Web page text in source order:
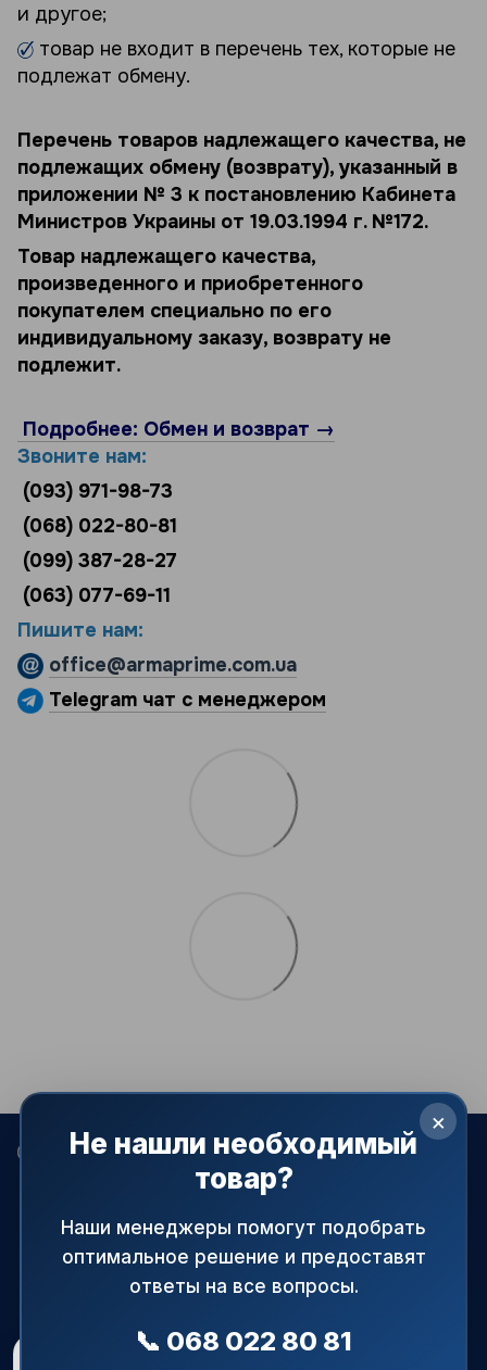
и другое;
товар не входит в перечень тех, которые не
подлежат обмену.
Перечень товаров надлежащего качества, не
подлежащих обмену (возврату), указанный в
приложении № 3 к постановлению Кабинета
Министров Украины от 19.03.1994 г. №172.
Товар надлежащего качества,
произведенного и приобретенного
покупателем специально по его
индивидуальному заказу, возврату не
подлежит.
Подробнее: Обмен и возврат →
Звоните нам:
(093) 971-98-73
(068) 022-80-81
(099) 387-28-27
(063) 077-69-11
Пишите нам:
office@armaprime.com.ua
Telegram чат с менеджером
068 022-80-81 099 387-28-27
063 077-69-11
093 971-98-73
Контакты
Полная версия сайта
АРМАПРАЙМ — официальный поставщик
При использовании материалов сайта ссылка на источник
×
Не нашли необходимый
товар?
Наши менеджеры помогут подобрать
оптимальное решение и предоставят
ответы на все вопросы.
📞 068 022 80 81